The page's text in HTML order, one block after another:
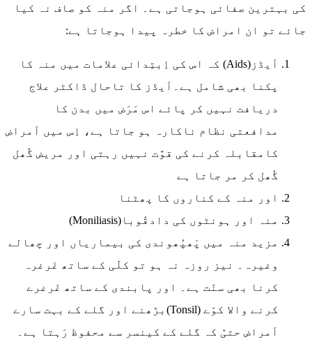
کی بہترین صفائی ہوجاتی ہے۔ اگر منہ کو صاف نہ کیا
جائے تو ان امراض کا خطرہ پیدا ہوجاتا ہے:
اَیڈز(Aids) کہ اس کی اِبتِدائی علامات میں منہ کا
پکنا بھی شامل ہے۔اَیڈز کا تاحال ڈاکٹر علاج
دریافت نہیں کر پائے اس مَرَض میں بدن کا
مدافعتی نظام ناکارہ ہو جاتا ہے، اِس میں اَمراض
کامقابلہ کرنے کی قوَّت نہیں رہتی اور مریض گُھل
گُھل کر مر جاتا ہے
اور منہ کے کناروں کا پھٹنا
منہ اور ہونٹوں کی دادقُوبا(Moniliasis)
مزید منہ میں پَھپُھوندی کی بیماریاں اور چھالے
وغیرہ۔ نیز روزہ نہ ہو تو کلّی کے ساتھ غَرغرہ
کرنا بھی سنّت ہے۔ اور پابندی کے ساتھ غَرغرے
کرنے والا کوّے (Tonsil)بڑھنے اور گلے کے بہت سارے
اَمراض حتیّٰ کہ گلے کے کینسر سے محفوظ رَہتا ہے۔